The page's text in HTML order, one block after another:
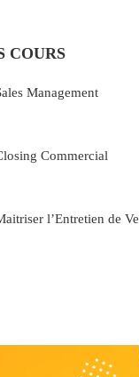
COURS
Management
Commercial
l’Entretien de